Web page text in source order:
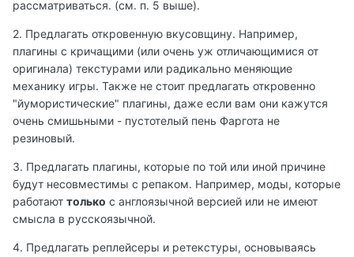
рассматриваться. (см. п. 5 выше).
2. Предлагать откровенную вкусовщину. Например,
плагины с кричащими (или очень уж отличающимися от
оригинала) текстурами или радикально меняющие
механику игры. Также не стоит предлагать откровенно
"йумористические" плагины, даже если вам они кажутся
очень смишьными - пустотелый пень Фаргота не
резиновый.
3. Предлагать плагины, которые по той или иной причине
будут несовместимы с репаком. Например, моды, которые
работают только с англоязычной версией или не имеют
смысла в русскоязычной.
4. Предлагать реплейсеры и ретекстуры, основываясь